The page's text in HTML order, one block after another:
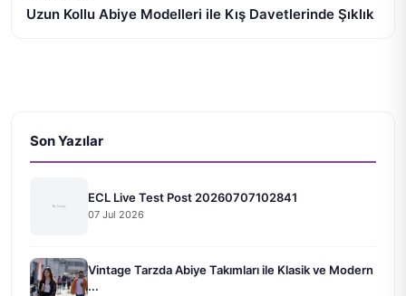
Uzun Kollu Abiye Modelleri ile Kış Davetlerinde Şıklık
Son Yazılar
ECL Live Test Post 20260707102841
07 Jul 2026
Vintage Tarzda Abiye Takımları ile Klasik ve Modern
...